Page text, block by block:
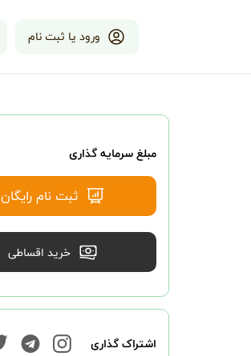
ورود یا ثبت نام
مبلغ سرمایه گذاری
ثبت نام رایگان
خرید اقساطی
اشتراک گذاری